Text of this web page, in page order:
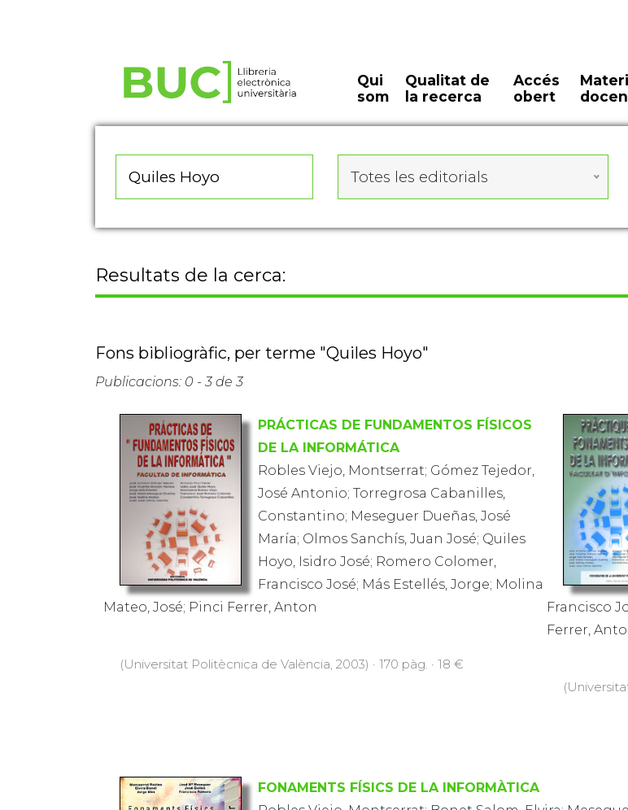
Qui
som
Qualitat de
la recerca
Accés
obert
Totes les editorials
Resultats de la cerca:
Fons bibliogràfic, per terme "Quiles Hoyo"
Publicacions: 0 - 3 de 3
PRÁCTICAS DE FUNDAMENTOS FÍSICOS
DE LA INFORMÁTICA
Robles Viejo, Montserrat; Gómez Tejedor,
José Antonio; Torregrosa Cabanilles,
Constantino; Meseguer Dueñas, José
María; Olmos Sanchís, Juan José; Quiles
Hoyo, Isidro José; Romero Colomer,
Francisco José; Más Estellés, Jorge; Molina
Mateo, José; Pinci Ferrer, Anton
(Universitat Politècnica de València, 2003) · 170 pàg. · 18 €
Francisco
Ferrer,
FONAMENTS FÍSICS DE LA INFORMÀTICA